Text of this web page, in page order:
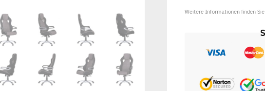
Weitere Informationen finden